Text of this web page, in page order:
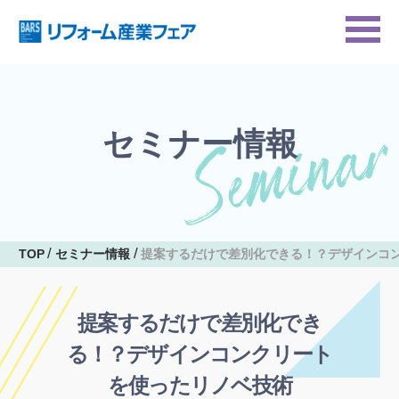
セミナー情報
TOP セミナー情報 提案するだけで差別化できる！？デザインコ
提案するだけで差別化でき
る！？デザインコンクリート
を使ったリノベ技術